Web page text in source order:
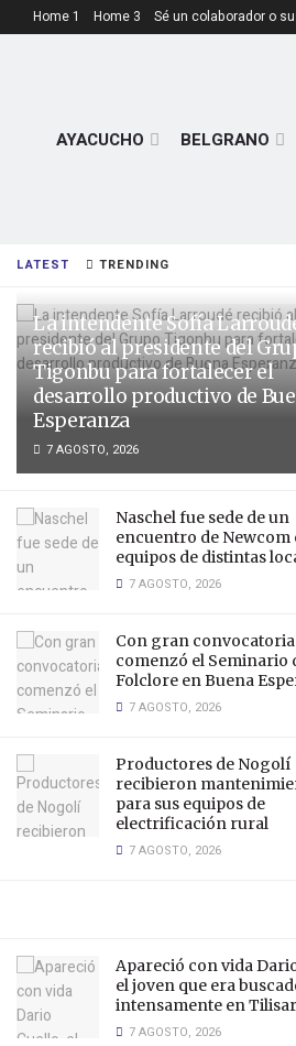
LATEST TRENDING
La intendente Sofía
recibió al presidente del
Tigonbu para fortalecer el
desarrollo productivo de
Esperanza
7 AGOSTO, 2026
Naschel fue sede de un
encuentro de Newcom
equipos de distintas
7 AGOSTO, 2026
Con gran convocatoria
comenzó el Seminario
Folclore en Buena
7 AGOSTO, 2026
Productores de Nogolí
recibieron
para sus equipos de
electrificación rural
7 AGOSTO, 2026
Apareció con vida
el joven que era
intensamente en
7 AGOSTO, 2026
Home 1 Home 3 Sé un colaborador o
AYACUCHO BELGRANO